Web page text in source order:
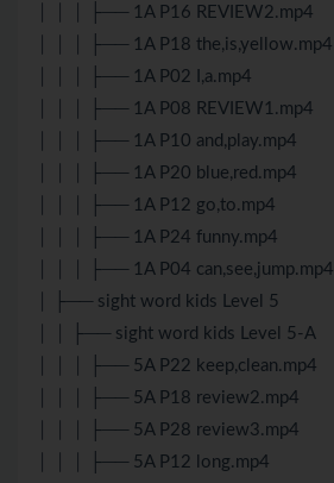
│ │ │ ├── 1A P16 REVIEW2.mp4
│ │ │ ├── 1A P18 the,is,yellow.mp4
│ │ │ ├── 1A P02 I,a.mp4
│ │ │ ├── 1A P08 REVIEW1.mp4
│ │ │ ├── 1A P10 and,play.mp4
│ │ │ ├── 1A P20 blue,red.mp4
│ │ │ ├── 1A P12 go,to.mp4
│ │ │ ├── 1A P24 funny.mp4
│ │ │ ├── 1A P04 can,see,jump.mp4
│ ├── sight word kids Level 5
│ │ ├── sight word kids Level 5-A
│ │ │ ├── 5A P22 keep,clean.mp4
│ │ │ ├── 5A P18 review2.mp4
│ │ │ ├── 5A P28 review3.mp4
│ │ │ ├── 5A P12 long.mp4